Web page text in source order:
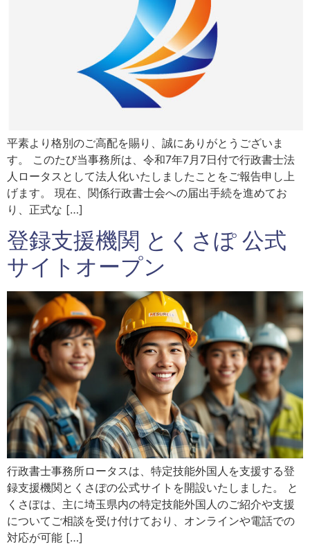
平素より格別のご高配を賜り、誠にありがとうございま
す。 このたび当事務所は、令和7年7月7日付で行政書士法
人ロータスとして法人化いたしましたことをご報告申し上
げます。 現在、関係行政書士会への届出手続を進めてお
り、正式な […]
登録支援機関 とくさぽ 公式
サイトオープン
行政書士事務所ロータスは、特定技能外国人を支援する登
録支援機関とくさぽの公式サイトを開設いたしました。 と
くさぽは、主に埼玉県内の特定技能外国人のご紹介や支援
についてご相談を受け付けており、オンラインや電話での
対応が可能 […]